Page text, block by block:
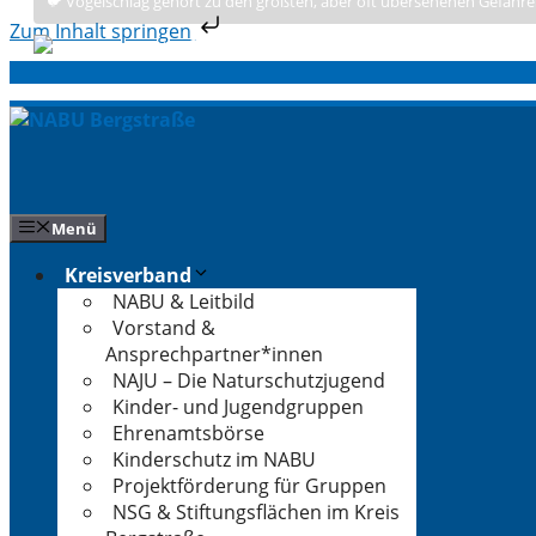
Zum Inhalt springen
Zum
Inhalt
springen
Menü
Kreisverband
NABU & Leitbild
Vorstand &
Ansprechpartner*innen
NAJU – Die Naturschutzjugend
Kinder- und Jugendgruppen
Ehrenamtsbörse
Kinderschutz im NABU
Projektförderung für Gruppen
NSG & Stiftungsflächen im Kreis